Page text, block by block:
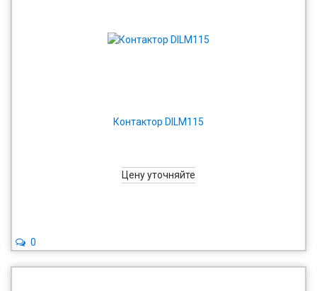
Контактор DILM115
Цену уточняйте
0